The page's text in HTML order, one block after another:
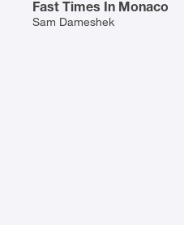
Fast Times In Monaco
Sam Dameshek